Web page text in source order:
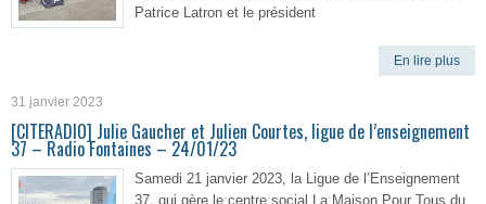
Patrice Latron et le président
En lire plus
31 janvier 2023
[CITERADIO] Julie Gaucher et Julien Courtes, ligue de l’enseignement
37 – Radio Fontaines – 24/01/23
Samedi 21 janvier 2023, la Ligue de l’Enseignement
37, qui gère le centre social La Maison Pour Tous du